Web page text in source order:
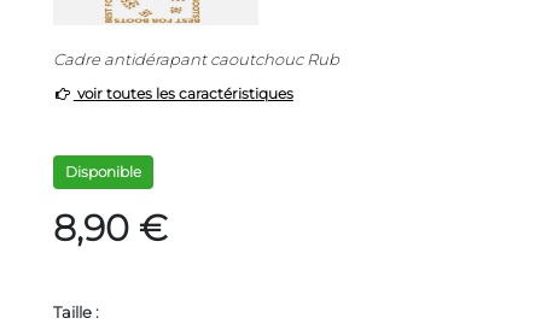
Cadre antidérapant caoutchouc Rub
voir toutes les caractéristiques
Disponible
8,90 €
Taille :